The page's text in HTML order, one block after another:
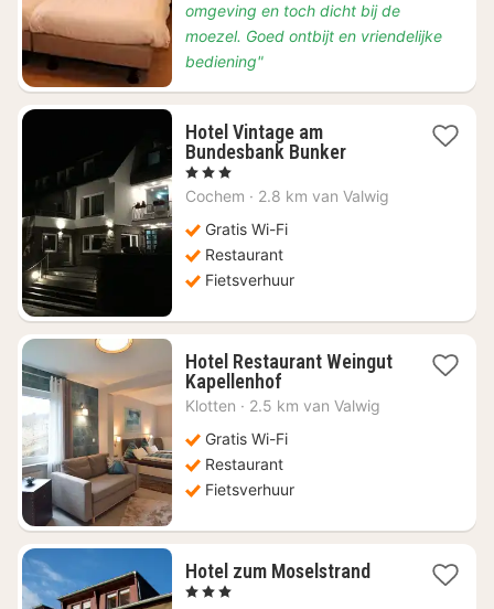
omgeving en toch dicht bij de
moezel. Goed ontbijt en vriendelijke
bediening"
Hotel Vintage am
Bundesbank Bunker1
vanaf
, 3 Sterren
Cochem · 2.8 km van Valwig
Gratis Wi-Fi
Restaurant
Fietsverhuur
Hotel Restaurant Weingut
Kapellenhof1
nacht
€
124,77
Klotten · 2.5 km van Valwig
Gratis Wi-Fi
Restaurant
Fietsverhuur
Hotel zum Moselstrand2
, 3 Sterren